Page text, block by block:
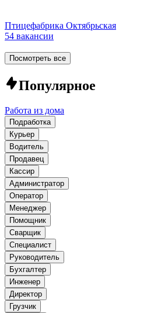
Птицефабрика Октябрьская
54 вакансии
Посмотреть все
Популярное
Работа из дома
Подработка
Курьер
Водитель
Продавец
Кассир
Администратор
Оператор
Менеджер
Помощник
Сварщик
Специалист
Руководитель
Бухгалтер
Инженер
Директор
Грузчик